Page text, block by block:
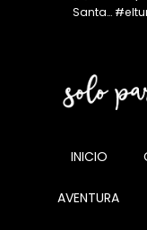
Santa…
INICIO
AVENTURA